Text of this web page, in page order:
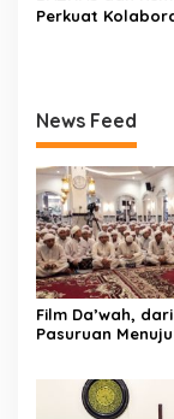
Perkuat
News Feed
Film Da’wah,
Pasuruan